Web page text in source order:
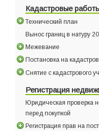
Кадастровые
Технический план
Вынос границ в натуру
Межевание
Постановка на
Снятие с кадастрового
Регистрация
Юридическая проверка
перед покупкой
Регистрация прав на